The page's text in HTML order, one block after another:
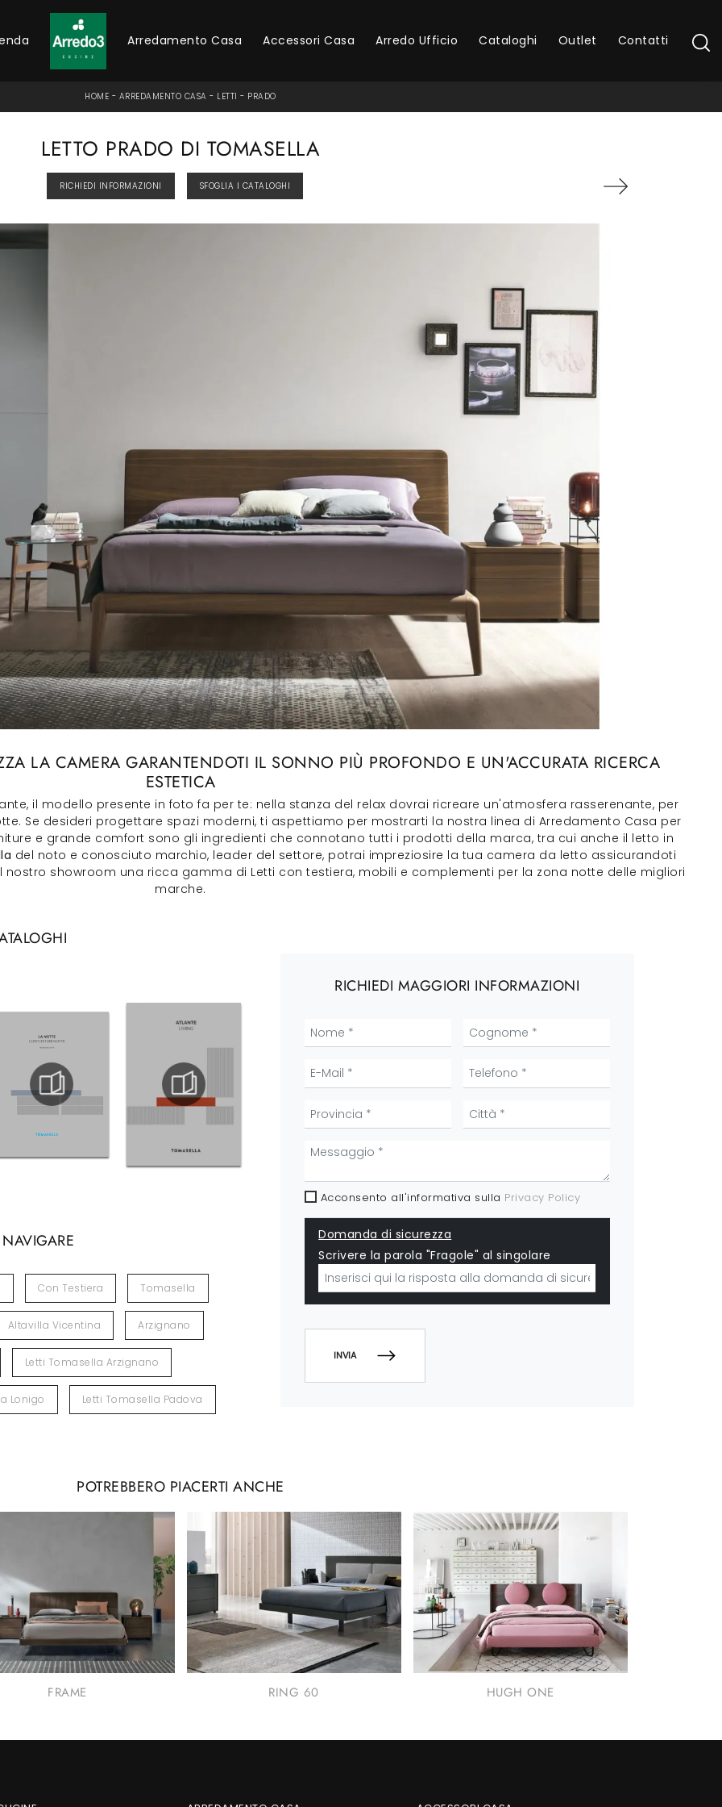
Arredamento Casa Accessori Casa Arredo Ufficio Cataloghi Outlet Contatti
HOME - ARREDAMENTO CASA - LETTI - PRADO
LETTO PRADO DI TOMASELLA
RICHIEDI INFORMAZIONI SFOGLIA I CATALOGHI
LA CAMERA GARANTENDOTI IL SONNO PIÙ PROFONDO E UN'ACCURATA RICERCA
ESTETICA
il modello presente in foto fa per te: nella stanza del relax dovrai ricreare un'atmosfera rasserenante, per
Se desideri progettare spazi moderni, ti aspettiamo per mostrarti la nostra linea di Arredamento Casa per
e grande comfort sono gli ingredienti che connotano tutti i prodotti della marca, tra cui anche il letto in
del noto e conosciuto marchio, leader del settore, potrai impreziosire la tua camera da letto assicurandoti
showroom una ricca gamma di Letti con testiera, mobili e complementi per la zona notte delle migliori
marche.
Con Testiera Tomasella
Altavilla Vicentina Arzignano
Letti Tomasella Arzignano
Lonigo Letti Tomasella Padova
RICHIEDI MAGGIORI INFORMAZIONI
Acconsento all'informativa sulla Privacy Policy
Domanda di sicurezza
Scrivere la parola "Fragole" al singolare
INVIA
POTREBBERO PIACERTI ANCHE
FRAME RING 60 HUGH ONE